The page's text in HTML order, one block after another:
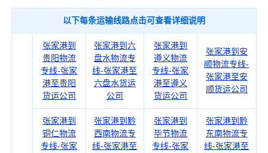
以下每条运输线路点击可查看详细说明
张家港到
贵阳物流
专线-张家
港至贵阳
货运公司
张家港到六
盘水物流专
线-张家港至
六盘水货运
公司
张家港到
遵义物流
专线-张家
港至遵义
货运公司
张家港到安
顺物流专线-
张家港至安
顺货运公司
张家港到
铜仁物流
专线-张家
张家港到黔
西南物流专
线-张家港至
张家港到
毕节物流
专线-张家
张家港到黔
东南物流专
线-张家港至